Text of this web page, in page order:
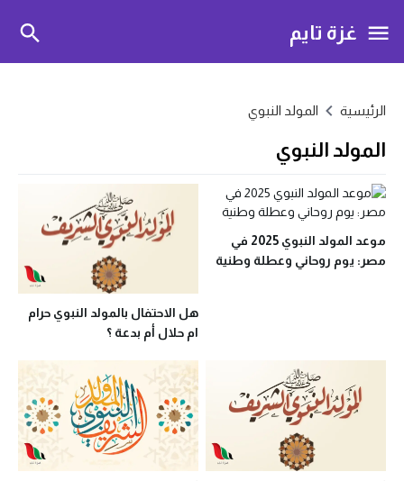
غزة تايم
الرئيسية المولد النبوي
المولد النبوي
موعد المولد النبوي 2025 في
مصر: يوم روحاني وعطلة وطنية
هل الاحتفال بالمولد النبوي حرام
ام حلال أم بدعة ؟